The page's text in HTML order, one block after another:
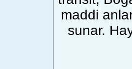
maddi
sunar.